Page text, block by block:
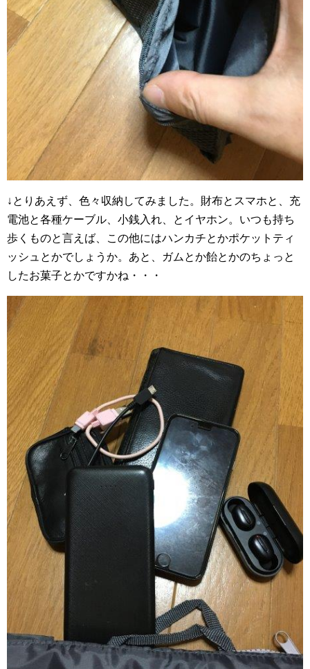
↓とりあえず、色々収納してみました。財布とスマホと、充
電池と各種ケーブル、小銭入れ、とイヤホン。いつも持ち
歩くものと言えば、この他にはハンカチとかポケットティ
ッシュとかでしょうか。あと、ガムとか飴とかのちょっと
したお菓子とかですかね・・・